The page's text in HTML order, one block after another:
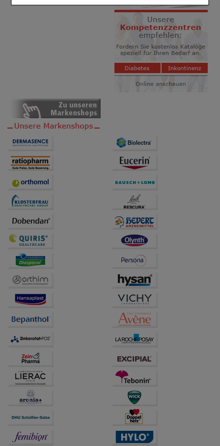
Einkaufserlebnis noch ansprechender zu gestalten,
beispielsweise für die Wiedererkennung des
Besuchers oder unsere Seite an bevorzugte
Verhaltensweisen (z.B. Spracheinstellung)
anzupassen. Komfort-Cookies ermöglichen es uns
auch auf Ihre Bedürfnisse zugeschrittene Inhalte
anzuzeigen und unser Partnerprogramm zu
Hierüber lassen sich
unserer Website sammeln, mit deren Hilfe wir unsere
Website weiter für Sie optimieren können, den Inhalt
auf unserer Website aber auch die Werbung auf
Drittseiten möglichst relevant für Sie zu gestalten.
Bitte beachten Sie, dass Daten hierfür teilweise an
Dritte wie z.B. Google oder soziale Medien
übertragen werden.